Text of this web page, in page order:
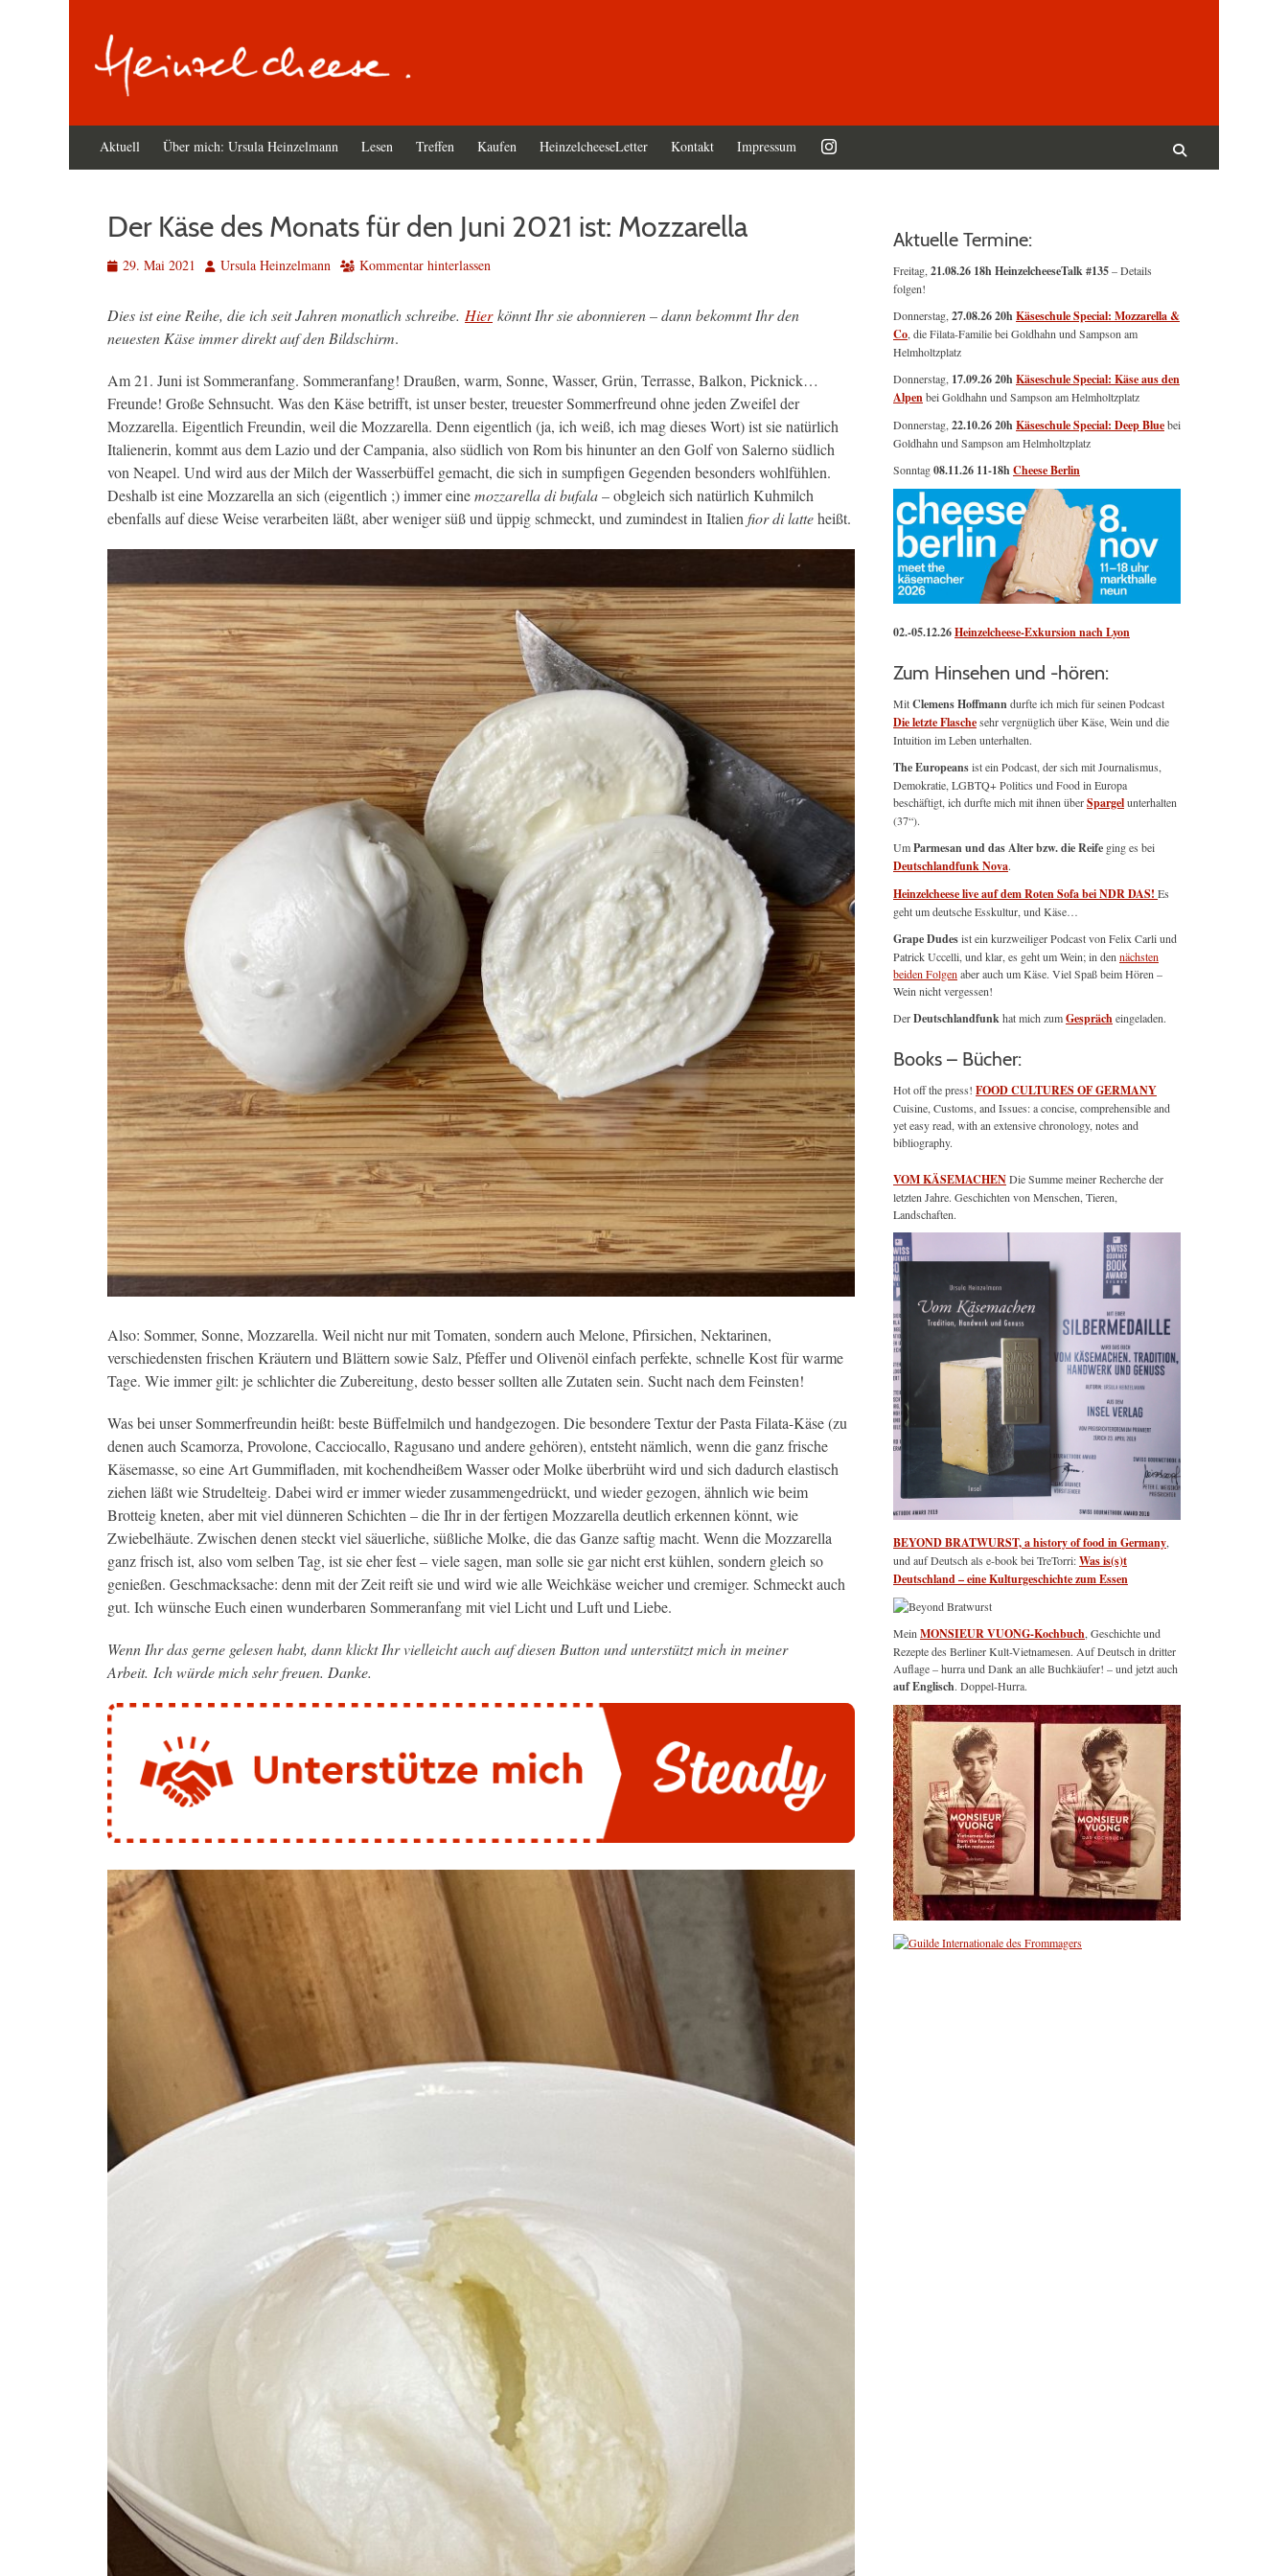
Primäres
Menü
Aktuell Über mich: Ursula Heinzelmann Lesen Treffen Kaufen HeinzelcheeseLetter Kontakt Impressum
Der Käse des Monats für den Juni 2021 ist: Mozzarella
Veröffentlicht
29. Mai 2021 AutorUrsula Heinzelmann Kommentar hinterlassen
Dies ist eine Reihe, die ich seit Jahren monatlich schreibe. Hierkönnt Ihr sie abonnieren – dann bekommt Ihr den
neuesten Käse immer direkt auf den Bildschirm.
Am 21. Juni ist Sommeranfang. Sommeranfang! Draußen, warm, Sonne, Wasser, Grün, Terrasse, Balkon, Picknick…
Freunde! Große Sehnsucht. Was den Käse betrifft, ist unser bester, treuester Sommerfreund ohne jeden Zweifel der
Mozzarella. Eigentlich Freundin, weil die Mozzarella. Denn eigentlich (ja, ich weiß, ich mag dieses Wort) ist sie natürlich
Italienerin, kommt aus dem Lazio und der Campania, also südlich von Rom bis hinunter an den Golf von Salerno südlich
von Neapel. Und wird aus der Milch der Wasserbüffel gemacht, die sich in sumpfigen Gegenden besonders wohlfühlen.
Deshalb ist eine Mozzarella an sich (eigentlich ;) immer einemozzarella di bufala– obgleich sich natürlich Kuhmilch
ebenfalls auf diese Weise verarbeiten läßt, aber weniger süß und üppig schmeckt, und zumindest in Italien fior di latteheißt.
Also: Sommer, Sonne, Mozzarella. Weil nicht nur mit Tomaten, sondern auch Melone, Pfirsichen, Nektarinen,
verschiedensten frischen Kräutern und Blättern sowie Salz, Pfeffer und Olivenöl einfach perfekte, schnelle Kost für warme
Tage. Wie immer gilt: je schlichter die Zubereitung, desto besser sollten alle Zutaten sein. Sucht nach dem Feinsten!
Was bei unser Sommerfreundin heißt: beste Büffelmilch und handgezogen. Die besondere Textur der Pasta Filata-Käse (zu
denen auch Scamorza, Provolone, Cacciocallo, Ragusano und andere gehören), entsteht nämlich, wenn die ganz frische
Käsemasse, so eine Art Gummifladen, mit kochendheißem Wasser oder Molke überbrüht wird und sich dadurch elastisch
ziehen läßt wie Strudelteig. Dabei wird er immer wieder zusammengedrückt, und wieder gezogen, ähnlich wie beim
Brotteig kneten, aber mit viel dünneren Schichten – die Ihr in der fertigen Mozzarella deutlich erkennen könnt, wie
Zwiebelhäute. Zwischen denen steckt viel säuerliche, süßliche Molke, die das Ganze saftig macht. Wenn die Mozzarella
ganz frisch ist, also vom selben Tag, ist sie eher fest – viele sagen, man solle sie gar nicht erst kühlen, sondern gleich so
genießen. Geschmacksache: denn mit der Zeit reift sie und wird wie alle Weichkäse weicher und cremiger. Schmeckt auch
gut. Ich wünsche Euch einen wunderbaren Sommeranfang mit viel Licht und Luft und Liebe.
Wenn Ihr das gerne gelesen habt, dann klickt Ihr vielleicht auch auf diesen Button und unterstützt mich in meiner
Arbeit. Ich würde mich sehr freuen. Danke.
Aktuelle Termine:
Freitag, 21.08.26 18h HeinzelcheeseTalk #135– Details
folgen!
Donnerstag, 27.08.26 20hKäseschule Special: Mozzarella &
Co , die Filata-Familie bei Goldhahn und Sampson am
Helmholtzplatz
Donnerstag, 17.09.26 20hKäseschule Special: Käse aus den
Alpenbei Goldhahn und Sampson am Helmholtzplatz
Donnerstag, 22.10.26 20hKäseschule Special: Deep Bluebei
Goldhahn und Sampson am Helmholtzplatz
Sonntag08.11.26 11-18hCheese Berlin
02.-05.12.26Heinzelcheese-Exkursion nach Lyon
Zum Hinsehen und -hören:
MitClemens Hoffmanndurfte ich mich für seinen Podcast
Die letzte Flaschesehr vergnüglich über Käse, Wein und die
Intuition im Leben unterhalten.
The Europeansist ein Podcast, der sich mit Journalismus,
Demokratie, LGBTQ+ Politics und Food in Europa
beschäftigt, ich durfte mich mit ihnen überSpargelunterhalten
(37“).
UmParmesan und das Alter bzw. die Reife ging es bei
Deutschlandfunk Nova.
Heinzelcheese live auf dem Roten Sofa bei NDR DAS! Es
geht um deutsche Esskultur, und Käse…
Grape Dudesist ein kurzweiliger Podcast von Felix Carli und
Patrick Uccelli, und klar, es geht um Wein; in den nächsten
beiden Folgen aber auch um Käse. Viel Spaß beim Hören –
Wein nicht vergessen!
DerDeutschlandfunkhat mich zumGesprächeingeladen.
Books – Bücher:
Hot off the press! FOOD CULTURES OF GERMANY
Cuisine, Customs, and Issues: a concise, comprehensible and
yet easy read, with an extensive chronology, notes and
bibliography.
VOM KÄSEMACHENDie Summe meiner Recherche der
letzten Jahre. Geschichten von Menschen, Tieren,
Landschaften.
BEYOND BRATWURST, a history of food in Germany
und auf Deutsch als e-book bei TreTorri:Was is(s)t
Deutschland – eine Kulturgeschichte zum Essen
Mein MONSIEUR VUONG-Kochbuch , Geschichte und
Rezepte des Berliner Kult-Vietnamesen. Auf Deutsch in dritter
Auflage – hurra und Dank an alle Buchkäufer! – und jetzt auch
auf Englisch. Doppel-Hurra.